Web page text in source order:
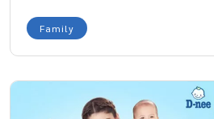
ที่มีคุณภาพกลับไปต่อยอดธุรกิจของตัวเอง
Family